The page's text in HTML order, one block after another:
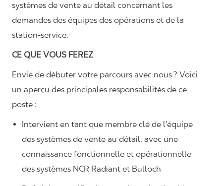
systèmes de vente au détail concernant les
demandes des équipes des opérations et de la
station-service.
CE QUE VOUS FEREZ
Envie de débuter votre parcours avec nous ? Voici
un aperçu des principales responsabilités de ce
poste :
Intervient en tant que membre clé de l'équipe
des systèmes de vente au détail, avec une
connaissance fonctionnelle et opérationnelle
des systèmes NCR Radiant et Bulloch